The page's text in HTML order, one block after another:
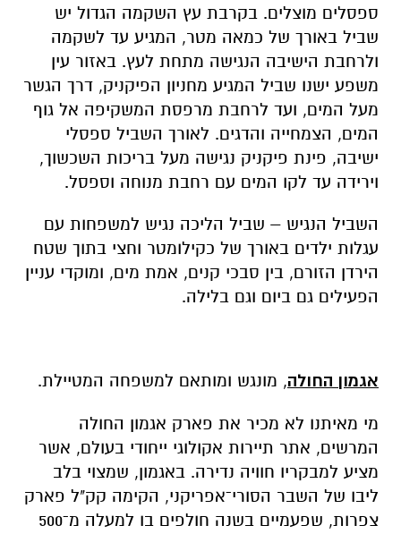
ספסלים מוצלים. בקרבת עץ השקמה הגדול יש
שביל באורך של כמאה מטר, המגיע עד לשקמה
ולרחבת הישיבה הנגישה מתחת לעץ. באזור עין
משפע ישנו שביל המגיע מחניון הפיקניק, דרך הגשר
מעל המים, ועד לרחבת מרפסת המשקיפה אל גוף
המים, הצמחייה והדגים. לאורך השביל ספסלי
ישיבה, פינת פיקניק נגישה מעל בריכות השכשוך,
וירידה עד לקו המים עם רחבת מנוחה וספסל.
השביל הנגיש – שביל הליכה נגיש למשפחות עם
עגלות ילדים באורך של כקילומטר וחצי בתוך שטח
הירדן הזורם, בין סבכי קנים, אמת מים, ומוקדי עניין
הפעילים גם ביום וגם בלילה.
אגמון החולה, מונגש ומותאם למשפחה המטיילת.
מי מאיתנו לא מכיר את פארק אגמון החולה
המרשים, אתר תיירות אקולוגי ייחודי בעולם, אשר
מציע למבקריו חוויה נדירה. באגמון, שמצוי בלב
ליבו של השבר הסורי־אפריקני, הקימה קק"ל פארק
צפרות, שפעמיים בשנה חולפים בו למעלה מ־500